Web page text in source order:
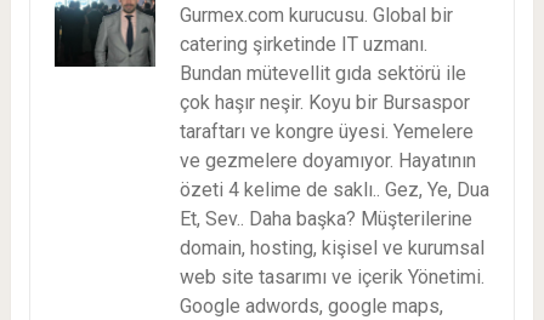
Gurmex.com kurucusu. Global bir
catering şirketinde IT uzmanı.
Bundan mütevellit gıda sektörü ile
çok haşır neşir. Koyu bir Bursaspor
taraftarı ve kongre üyesi. Yemelere
ve gezmelere doyamıyor. Hayatının
özeti 4 kelime de saklı.. Gez, Ye, Dua
Et, Sev.. Daha başka? Müşterilerine
domain, hosting, kişisel ve kurumsal
web site tasarımı ve içerik Yönetimi.
Google adwords, google maps,